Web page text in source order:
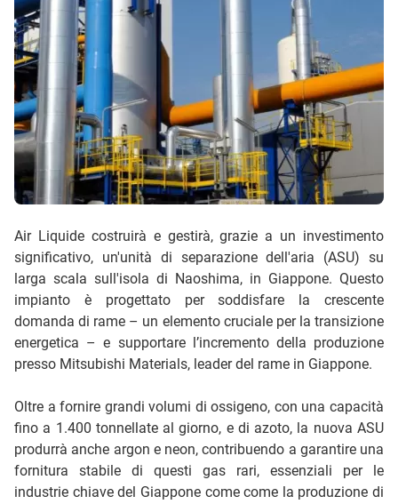
Air Liquide costruirà e gestirà, grazie a un investimento
significativo, un'unità di separazione dell'aria (ASU) su
larga scala sull'isola di Naoshima, in Giappone. Questo
impianto è progettato per soddisfare la crescente
domanda di rame – un elemento cruciale per la transizione
energetica – e supportare l’incremento della produzione
presso Mitsubishi Materials, leader del rame in Giappone.
Oltre a fornire grandi volumi di ossigeno, con una capacità
fino a 1.400 tonnellate al giorno, e di azoto, la nuova ASU
produrrà anche argon e neon, contribuendo a garantire una
fornitura stabile di questi gas rari, essenziali per le
industrie chiave del Giappone come come la produzione di